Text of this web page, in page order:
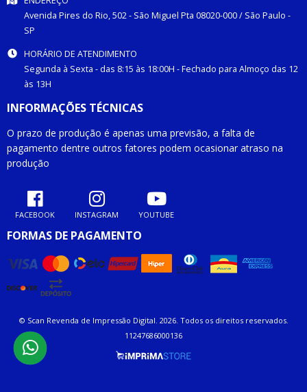
Avenida Pires do Rio, 502 - São Miguel Pta 08020-000/ São Paulo -
SP
HORÁRIO DE ATENDIMENTO
Segunda à Sexta - das 8:15 às 18:00H - Fechado para Almoço das 12
às 13H
INFORMAÇÕES TÉCNICAS
O prazo de produção é apenas uma previsão, a falta de
pagamento dentre outros fatores podem ocasionar atraso na
produção
FACEBOOK INSTAGRAM YOUTUBE
FORMAS DE PAGAMENTO
© Scan Revenda de Impressão Digital. 2026. Todos os direitos reservados.
11247686000136